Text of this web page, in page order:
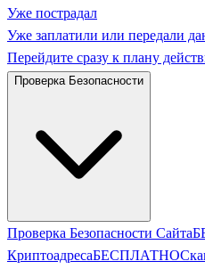
Уже пострадал
Уже заплатили или передали
Перейдите сразу к плану
Проверка Безопасности
Проверка Безопасности Сайта
КриптоадресаБЕСПЛАТНО